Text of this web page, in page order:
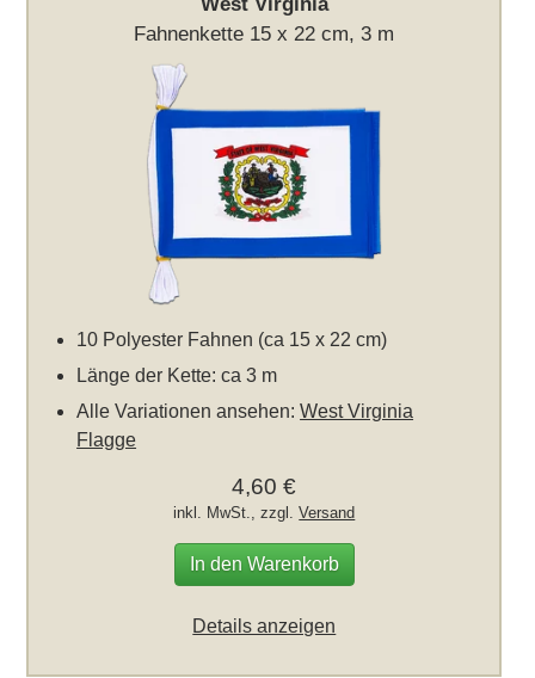
Fahnenkette 15 x 22 cm, 3 m
10 Polyester Fahnen (ca 15 x 22 cm)
Länge der Kette: ca 3 m
Alle Variationen ansehen:West Virginia
Flagge
4,60 €
inkl. MwSt., zzgl.Versand
In den Warenkorb
Details anzeigen